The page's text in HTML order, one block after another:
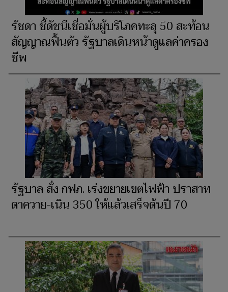
รัชดา ชี้ดัชนีเชื่อมั่นผู้บริโภคทะลุ 50 สะท้อน
สัญญาณฟื้นตัว รัฐบาลเดินหน้าดูแลค่าครอง
ชีพ
รัฐบาล สั่ง กฟภ. เร่งขยายเขตไฟฟ้า ปราสาท
ตาควาย-เนิน 350 ให้แล้วเสร็จต้นปี 70